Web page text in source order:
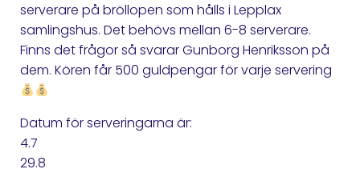
serverare på bröllopen som hålls i Lepplax
samlingshus. Det behövs mellan 6-8 serverare.
Finns det frågor så svarar Gunborg Henriksson på
dem. Kören får 500 guldpengar för varje servering
Datum för serveringarna är:
4.7
29.8